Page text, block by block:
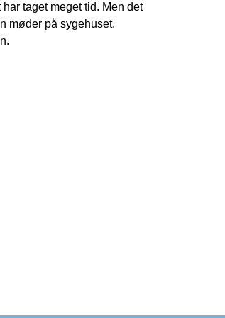
taget meget tid. Men det
møder på sygehuset.